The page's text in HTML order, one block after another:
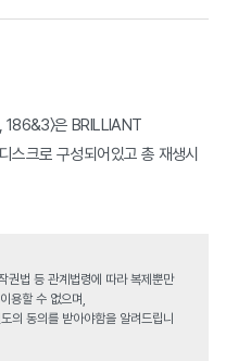
〉은 BRILLIANT
스크로 구성되어있고 총 재생시
권법 등 관계법령에 따라 복제뿐만
용할 수 없으며,
의 동의를 받아야함을 알려드립니